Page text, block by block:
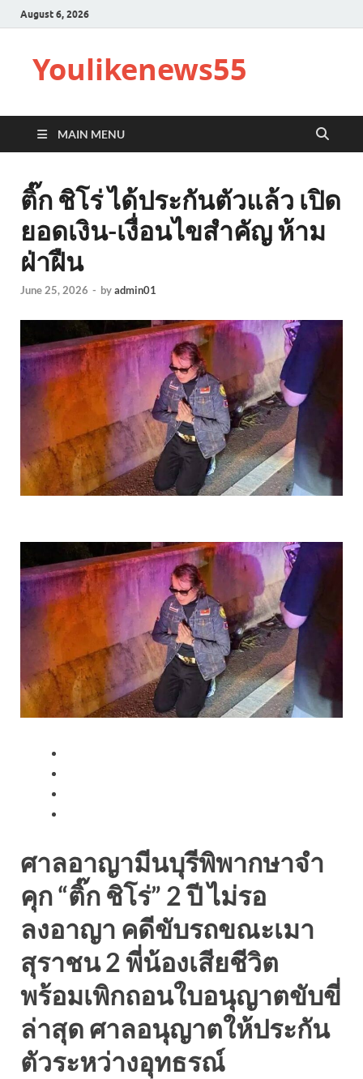
August 6, 2026
Youlikenews55
MAIN MENU
ติ๊ก ชิโร่ ได้ประกันตัวแล้ว เปิด
ยอดเงิน-เงื่อนไขสำคัญ ห้าม
ฝ่าฝืน
June 25, 2026 - byadmin01
ศาลอาญามีนบุรีพิพากษาจำ
คุก “ติ๊ก ชิโร่” 2 ปี ไม่รอ
ลงอาญา คดีขับรถขณะเมา
สุราชน 2 พี่น้องเสียชีวิต
พร้อมเพิกถอนใบอนุญาตขับขี่
ล่าสุด ศาลอนุญาตให้ประกัน
ตัวระหว่างอุทธรณ์